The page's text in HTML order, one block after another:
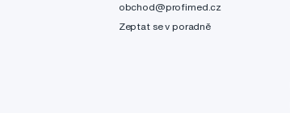
obchod@profimed.cz
Zeptat se v poradně